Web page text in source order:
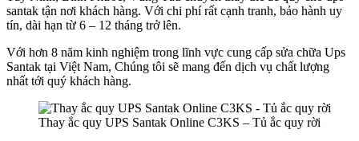
santak tận nơi khách hàng. Với chi phí rất cạnh tranh, bảo hành uy
tín, dài hạn từ 6 – 12 tháng trở lên.
Với hơn 8 năm kinh nghiệm trong lĩnh vực cung cấp sửa chữa Ups
Santak tại Việt Nam, Chúng tôi sẽ mang đến dịch vụ chất lượng
nhất tới quý khách hàng.
Thay ắc quy UPS Santak Online C3KS – Tủ ắc quy rời